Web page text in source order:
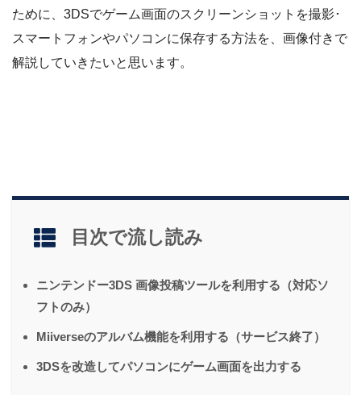
ために、3DSでゲーム画面のスクリーンショットを撮影･
スマートフォンやパソコンに保存する方法を、画像付きで
解説していきたいと思います。
目次で流し読み
ニンテンドー3DS 画像投稿ツールを利用する（対応ソ
フトのみ）
Miiverseのアルバム機能を利用する（サービス終了）
3DSを改造してパソコンにゲーム画面を出力する